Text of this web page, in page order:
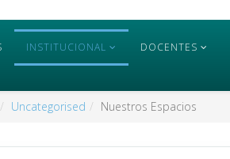
INSTITUCIONAL DOCENTES
Uncategorised Nuestros Espacios